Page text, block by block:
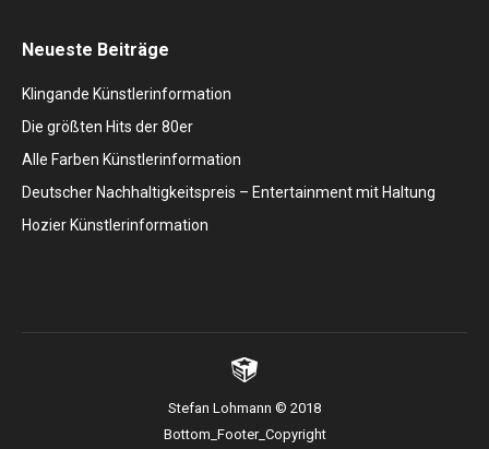
Neueste Beiträge
Klingande Künstlerinformation
Die größten Hits der 80er
Alle Farben Künstlerinformation
Deutscher Nachhaltigkeitspreis – Entertainment mit Haltung
Hozier Künstlerinformation
Stefan Lohmann © 2018
Bottom_Footer_Copyright